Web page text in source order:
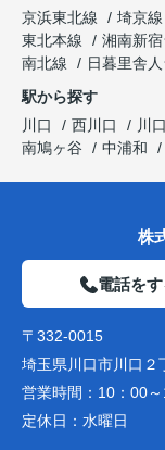
京浜東北線
埼京線
東北本線
湘南新
南北線
日暮里舎
駅から探す
川口
西川口 川
南鳩ヶ谷
中浦和
株
電話を
〒332-0015
埼玉県川口市川口２
営業時間： 10：00
定休日： 水曜日